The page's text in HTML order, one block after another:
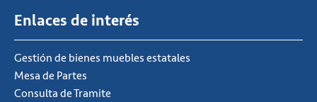
Enlaces de interés
Gestión de bienes muebles estatales
Mesa de Partes
Consulta de Tramite